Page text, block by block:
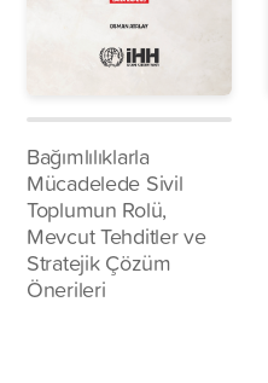
Bağımlılıklarla
Mücadelede Sivil
Toplumun Rolü,
Mevcut Tehditler ve
Stratejik Çözüm
Önerileri